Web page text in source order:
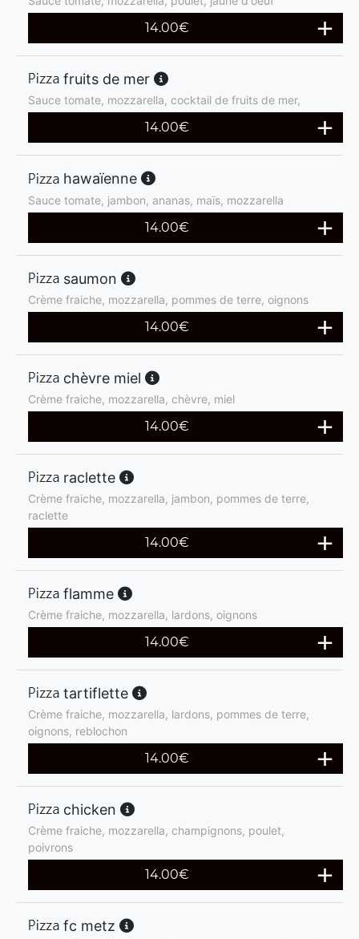
14.00€
fruits de mer
Sauce tomate, mozzarella, cocktail de fruits de mer,
14.00€
hawaïenne
Sauce tomate, jambon, ananas, maïs, mozzarella
14.00€
saumon
Crème fraiche, mozzarella, pommes de terre, oignons
14.00€
chèvre miel
Crème fraiche, mozzarella, chèvre, miel
14.00€
raclette
Crème fraiche, mozzarella, jambon, pommes de terre,
raclette
14.00€
flamme
Crème fraiche, mozzarella, lardons, oignons
14.00€
tartiflette
Crème fraiche, mozzarella, lardons, pommes de terre,
oignons, reblochon
14.00€
chicken
Crème fraiche, mozzarella, champignons, poulet,
poivrons
14.00€
fc metz